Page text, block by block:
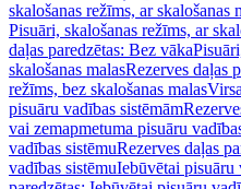
skalošanas režīms, ar skalošanas
Pisuāri, skalošanas režīms, ar
daļas paredzētas: Bez vāka
skalošanas malasRezerves daļas
režīms, bez skalošanas malas
pisuāru vadības sistēmām
vai zemapmetuma pisuāru
vadības sistēmuRezerves daļas
vadības sistēmuIebūvētai pisuāru